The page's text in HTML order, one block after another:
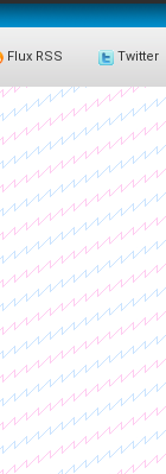
Flux RSS Twitter